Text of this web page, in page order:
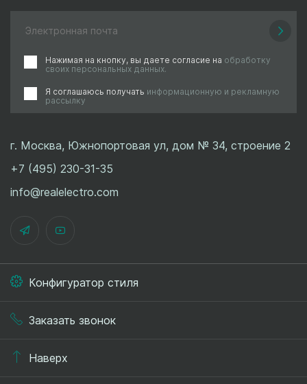
Нажимая на кнопку, вы даете согласие на обработку
своих персональных данных.
Я соглашаюсь получать информационную и рекламную
рассылку
г. Москва, Южнопортовая ул, дом № 34, строение 2
+7 (495) 230-31-35
info@realelectro.com
Конфигуратор стиля
Заказать звонок
Наверх